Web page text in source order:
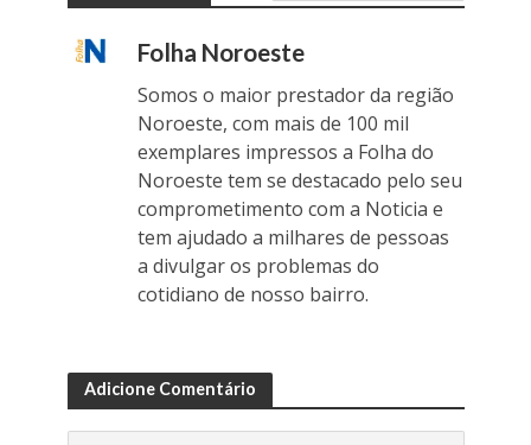
Folha Noroeste
Somos o maior prestador da região
Noroeste, com mais de 100 mil
exemplares impressos a Folha do
Noroeste tem se destacado pelo seu
comprometimento com a Noticia e
tem ajudado a milhares de pessoas
a divulgar os problemas do
cotidiano de nosso bairro.
Adicione Comentário